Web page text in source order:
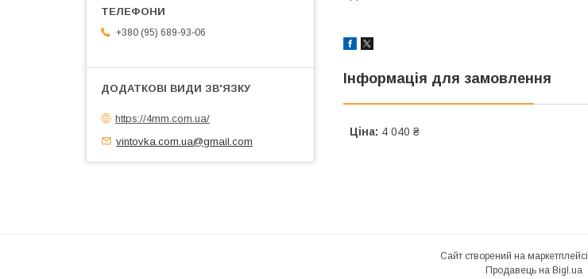
Інформація для замовлення
Ціна: 4 040 ₴
+380 (95) 689-93-06
https://4mm.com.ua/
vintovka.com.ua@gmail.com
Сайт створений на маркетплейсі
Продавець на Bigl.ua